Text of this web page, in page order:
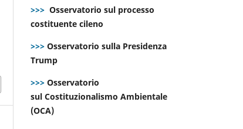
>>> Osservatorio sul processo
costituente cileno
>>> Osservatorio sulla Presidenza
Trump
>>> Osservatorio
sul Costituzionalismo Ambientale
(OCA)